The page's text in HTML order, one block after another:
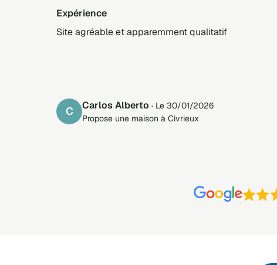
Expérience
Site agréable et apparemment qualitatif
C Carlos Alberto · Le 30/01/2026
Propose une maison à Civrieux